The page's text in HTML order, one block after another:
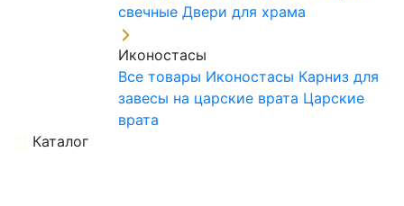
свечные Двери для храма
Иконостасы
Все товары Иконостасы Карниз для
завесы на царские врата Царские
врата
Каталог